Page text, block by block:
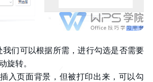
我们可以根据所需，进行勾选是否需要
旋转。
入页面背景，但被打印出来，可以勾